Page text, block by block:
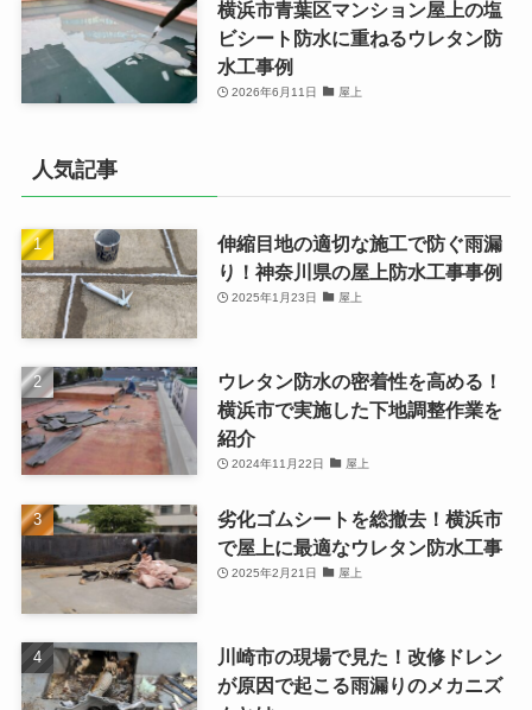
横浜市青葉区マンション屋上の塩
ビシート防水に重ねるウレタン防
水工事例
2026年6月11日 屋上
人気記事
伸縮目地の適切な施工で防ぐ雨漏
り！神奈川県の屋上防水工事事例
2025年1月23日 屋上
ウレタン防水の密着性を高める！
横浜市で実施した下地調整作業を
紹介
2024年11月22日 屋上
劣化ゴムシートを総撤去！横浜市
で屋上に最適なウレタン防水工事
2025年2月21日 屋上
川崎市の現場で見た！改修ドレン
が原因で起こる雨漏りのメカニズ